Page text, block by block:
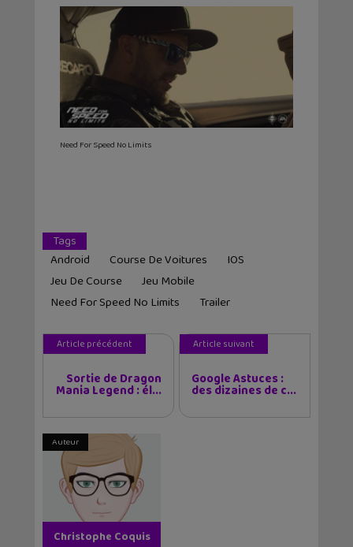
Need For Speed No Limits
Tags
Android
Course De Voitures
IOS
Jeu De Course
Jeu Mobile
Need For Speed No Limits
Trailer
Article précédent
Sortie de Dragon
Mania Legend : él...
Article suivant
Google Astuces :
des dizaines de c...
Auteur
Christophe Coquis